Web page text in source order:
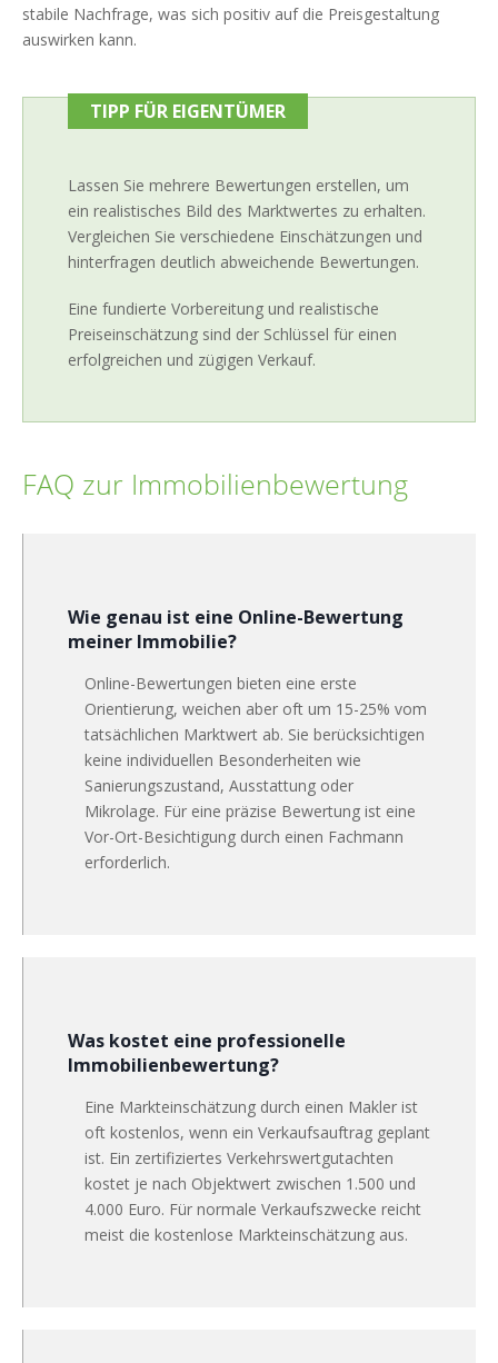
stabile Nachfrage, was sich positiv auf die Preisgestaltung
auswirken kann.
TIPP FÜR EIGENTÜMER
Lassen Sie mehrere Bewertungen erstellen, um
ein realistisches Bild des Marktwertes zu erhalten.
Vergleichen Sie verschiedene Einschätzungen und
hinterfragen deutlich abweichende Bewertungen.
Eine fundierte Vorbereitung und realistische
Preiseinschätzung sind der Schlüssel für einen
erfolgreichen und zügigen Verkauf.
FAQ zur Immobilienbewertung
Wie genau ist eine Online-Bewertung
meiner Immobilie?
Online-Bewertungen bieten eine erste
Orientierung, weichen aber oft um 15-25% vom
tatsächlichen Marktwert ab. Sie berücksichtigen
keine individuellen Besonderheiten wie
Sanierungszustand, Ausstattung oder
Mikrolage. Für eine präzise Bewertung ist eine
Vor-Ort-Besichtigung durch einen Fachmann
erforderlich.
Was kostet eine professionelle
Immobilienbewertung?
Eine Markteinschätzung durch einen Makler ist
oft kostenlos, wenn ein Verkaufsauftrag geplant
ist. Ein zertifiziertes Verkehrswertgutachten
kostet je nach Objektwert zwischen 1.500 und
4.000 Euro. Für normale Verkaufszwecke reicht
meist die kostenlose Markteinschätzung aus.